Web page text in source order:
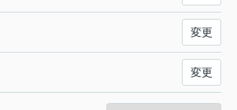
変更
変更